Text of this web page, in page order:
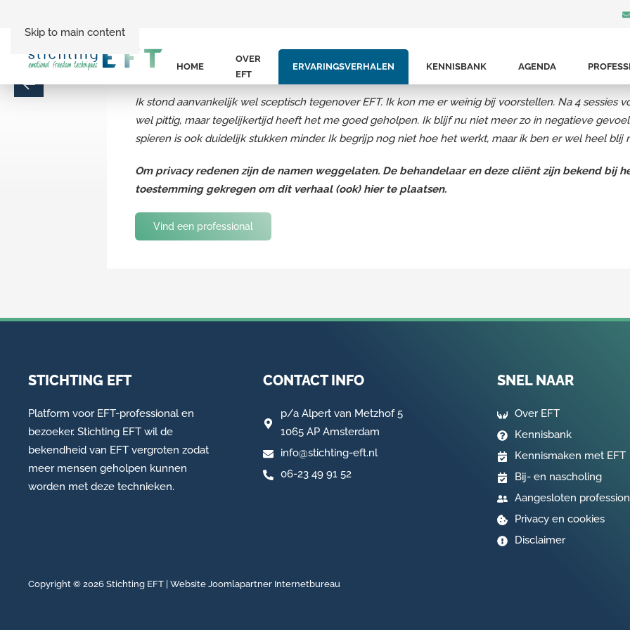
Skip to main content
HOME
OVER
EFT
ERVARINGSVERHALEN KENNISBANK AGENDA
Spierkramp na trauma
Ik had ik veel last van spierkrampen. Ik had letterlijk al mijn stress in mijn lichaam opgeslagen. Ik had
Daar kreeg ik steeds meer last van.
Ik stond aanvankelijk wel sceptisch tegenover EFT. Ik kon me er weinig bij voorstellen. Na 4 sessies
wel pittig, maar tegelijkertijd heeft het me goed geholpen. Ik blijf nu niet meer zo in negatieve
spieren is ook duidelijk stukken minder. Ik begrijp nog niet hoe het werkt, maar ik ben er wel heel blij
Om privacy redenen zijn de namen weggelaten. De behandelaar en deze cliënt zijn bekend bij
toestemming gekregen om dit verhaal (ook) hier te plaatsen.
Vind een professional
STICHTING EFT
Platform voor EFT-professional en
bezoeker. Stichting EFT wil de
bekendheid van EFT vergroten zodat
meer mensen geholpen kunnen
worden met deze technieken.
CONTACT INFO
p/a Alpert van Metzhof 5
1065 AP Amsterdam
info@stichting-eft.nl
06-23 49 91 52
SNEL NAAR
Over EFT
Kennisbank
Kennismaken met EFT
Bij- en nascholing
Aangesloten
Privacy en cookies
Disclaimer
Copyright © 2026 Stichting EFT | Website Joomlapartner Internetbureau